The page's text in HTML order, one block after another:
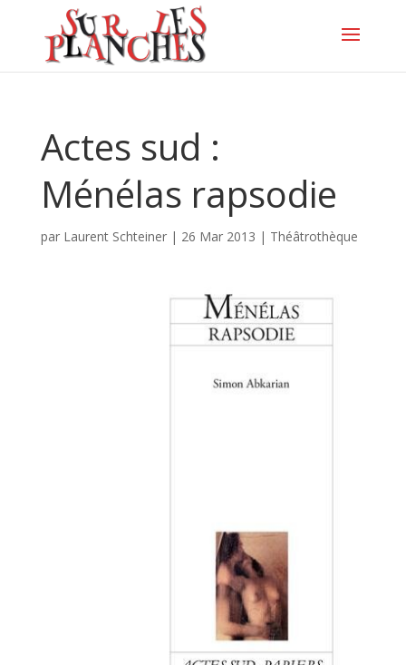
Actes sud :
Ménélas rapsodie
par Laurent Schteiner| 26 Mar 2013 | Théâtrothèque